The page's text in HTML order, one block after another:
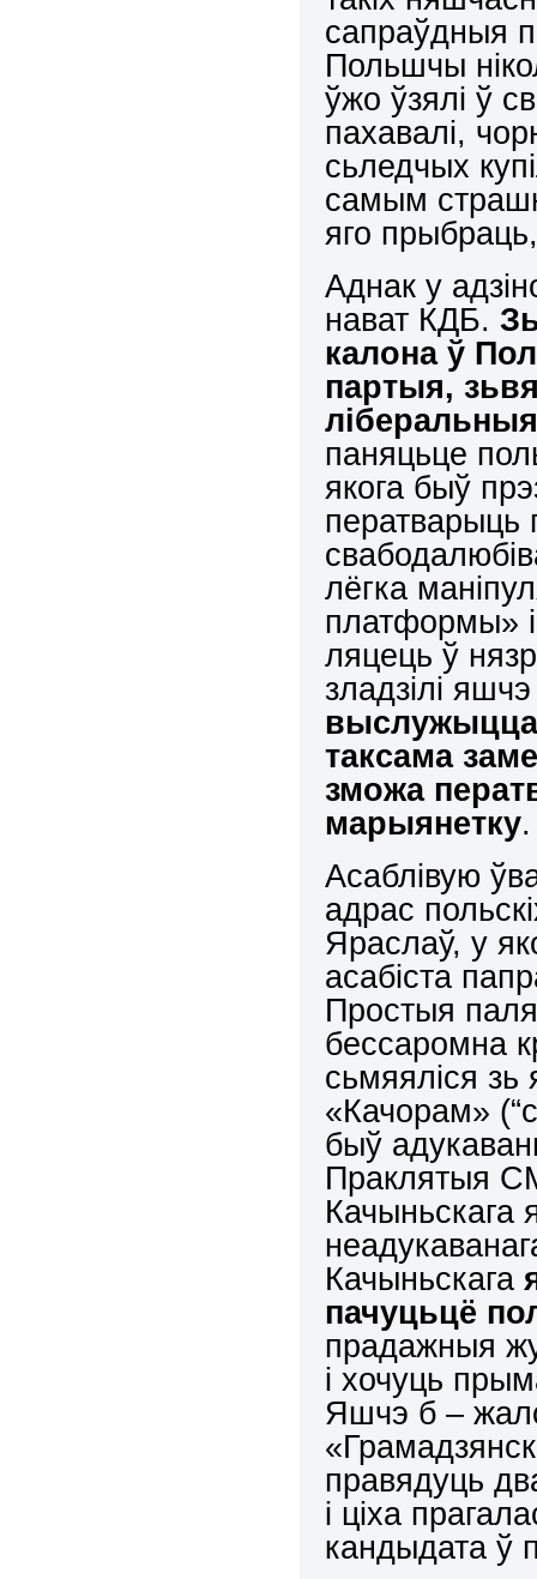
сапраўдныя
Польшчы
ўжо ўзялі ў
пахавалі,
сьледчых
самым
яго
Аднак у
нават КДБ.
калона ў
партыя,
паняцьце
якога быў
ператварыць
лёгка
платформы» і
ляцець ў
зладзілі
таксама
зможа
марыянетку.
Асаблівую
адрас
Яраслаў, у
асабіста
Простыя
бессаромна
сьмяяліся зь
«Качорам»
быў
Праклятыя
Качыньскага
Качыньскага
пачуцьцё
прадажныя
і хочуць
Яшчэ б –
правядуць
і ціха
кандыдата ў